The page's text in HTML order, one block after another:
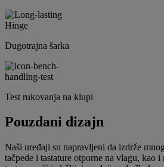
Dugotrajna šarka
Test rukovanja na klupi
Pouzdani dizajn
Naši uređaji su napravljeni da izdrže
tačpede i tastature otporne na vlagu, kao